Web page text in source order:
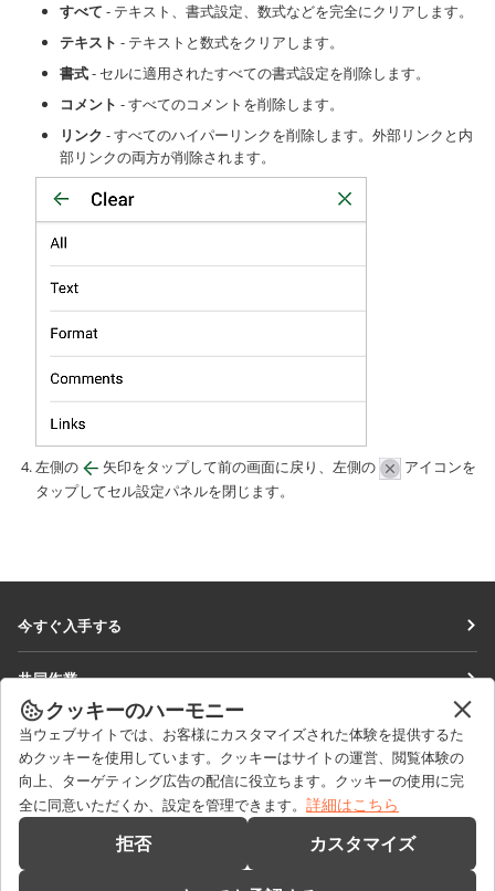
すべて - テキスト、書式設定、数式などを完全にクリアします。
テキスト - テキストと数式をクリアします。
書式- セルに適用されたすべての書式設定を削除します。
コメント - すべてのコメントを削除します。
リンク - すべてのハイパーリンクを削除します。外部リンクと内
部リンクの両方が削除されます。
左側の 矢印をタップして前の画面に戻り、左側の
アイコンを
タップしてセル設定パネルを閉じます。
今すぐ入手する
DocSpace
Workspace
コネクター
デスクトップアプリ
モバイルアプリ
共同作業
貢献者向け
翻訳者向け
インフルエンサー向け
求人情報
ニュースを見る
ブログ
ヘルプを得る
フォーラム
セールスに関する質問
sales@onlyoffice.com
クッキーのハーモニー
当ウェブサイトでは、お客様にカスタマイズされた体験を提供するた
めクッキーを使用しています。クッキーはサイトの運営、閲覧体験の
向上、ターゲティング広告の配信に役立ちます。クッキーの使用に完
全に同意いただくか、設定を管理できます。 詳細はこちら
拒否 カスタマイズ